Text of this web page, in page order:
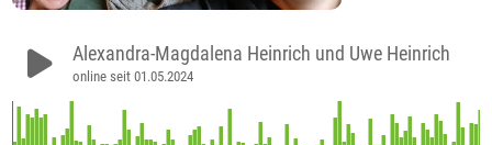
Alexandra-Magdalena Heinrich und Uwe Heinrich
online seit 01.05.2024